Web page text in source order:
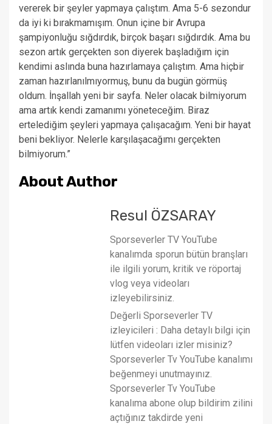
vererek bir şeyler yapmaya çalıştım. Ama 5-6 sezondur
da iyi ki bırakmamışım. Onun içine bir Avrupa
şampiyonluğu sığdırdık, birçok başarı sığdırdık. Ama bu
sezon artık gerçekten son diyerek başladığım için
kendimi aslında buna hazırlamaya çalıştım. Ama hiçbir
zaman hazırlanılmıyormuş, bunu da bugün görmüş
oldum. İnşallah yeni bir sayfa. Neler olacak bilmiyorum
ama artık kendi zamanımı yöneteceğim. Biraz
ertelediğim şeyleri yapmaya çalışacağım. Yeni bir hayat
beni bekliyor. Nelerle karşılaşacağımı gerçekten
bilmiyorum.”
About Author
Resul ÖZSARAY
Sporseverler TV YouTube
kanalımda sporun bütün branşları
ile ilgili yorum, kritik ve röportaj
vlog veya videoları
izleyebilirsiniz.
Değerli Sporseverler TV
izleyicileri : Daha detaylı bilgi için
lütfen videoları izler misiniz?
Sporseverler Tv YouTube kanalımı
beğenmeyi unutmayınız.
Sporseverler Tv YouTube
kanalıma abone olup bildirim zilini
açtığınız takdirde yeni